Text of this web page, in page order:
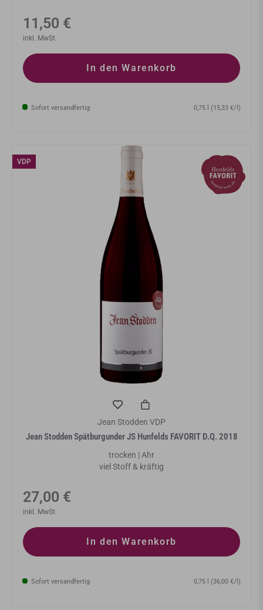
Normaler
Preis
11,50 €
inkl. MwSt.
In den Warenkorb
Sofort versandfertig 0,75 l (15,33 €/l)
VDP
Jean Stodden VDP
Jean Stodden Spätburgunder JS Hunfelds FAVORIT D.Q. 2018
trocken | Ahr
viel Stoff & kräftig
Normaler
Preis
27,00 €
inkl. MwSt.
In den Warenkorb
Sofort versandfertig 0,75 l (36,00 €/l)